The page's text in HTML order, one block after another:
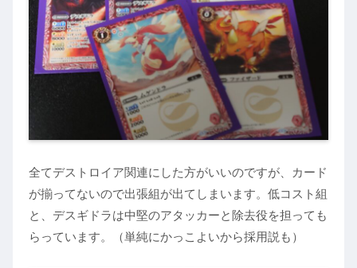
全てデストロイア関連にした方がいいのですが、カード
が揃ってないので出張組が出てしまいます。低コスト組
と、デスギドラは中堅のアタッカーと除去役を担っても
らっています。（単純にかっこよいから採用説も）